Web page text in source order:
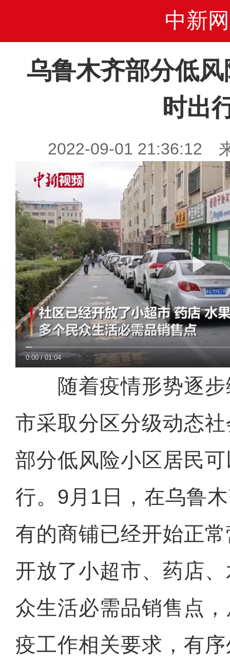
中新网
乌鲁木齐部分低
时出
2022-09-01 21:36:12
0:00/01:04
随着疫情形势逐步
市采取分区分级动态
部分低风险小区居民
行。9月1日，在乌鲁
有的商铺已经开始正
开放了小超市、药店
众生活必需品销售点
疫工作相关要求，有
唱黄梅戏、练武术 特色社团